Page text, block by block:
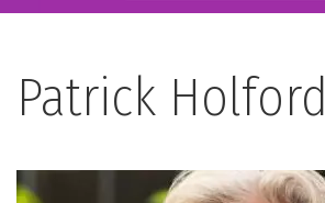
Patrick Holford